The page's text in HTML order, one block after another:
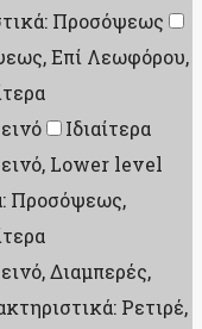
Προσόψεως
Επί Λεωφόρου,
Ιδιαίτερα
Lower level
Προσόψεως,
Διαμπερές,
Ρετιρέ,